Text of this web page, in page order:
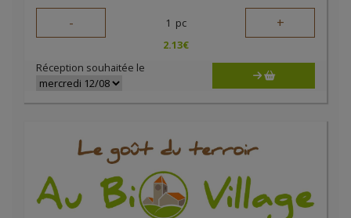
- 1 pc +
2.13€
Réception souhaitée le